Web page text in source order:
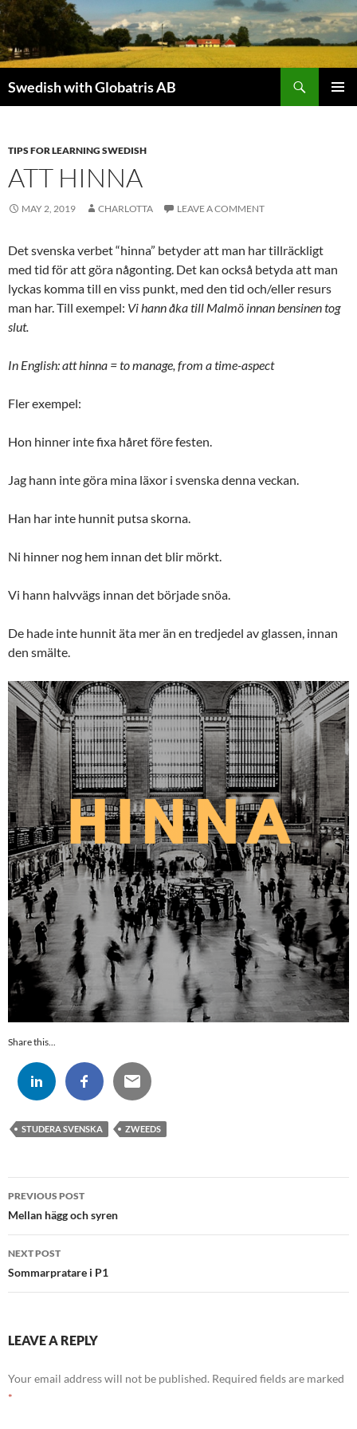
Skip
to
content
Swedish with Globatris AB
TIPS FOR LEARNING SWEDISH
ATT HINNA
MAY 2, 2019 CHARLOTTA LEAVE A COMMENT
Det svenska verbet “hinna” betyder att man har tillräckligt
med tid för att göra någonting. Det kan också betyda att man
lyckas komma till en viss punkt, med den tid och/eller resurs
man har. Till exempel: Vi hann åka till Malmö innan bensinen tog
slut.
In English: att hinna = to manage, from a time-aspect
Fler exempel:
Hon hinner inte fixa håret före festen.
Jag hann inte göra mina läxor i svenska denna veckan.
Han har inte hunnit putsa skorna.
Ni hinner nog hem innan det blir mörkt.
Vi hann halvvägs innan det började snöa.
De hade inte hunnit äta mer än en tredjedel av glassen, innan
den smälte.
Share this...
STUDERA SVENSKA ZWEEDS
Post
navigation
PREVIOUS POST
Mellan hägg och syren
NEXT POST
Sommarpratare i P1
LEAVE A REPLY
Your email address will not be published. Required fields are marked
*